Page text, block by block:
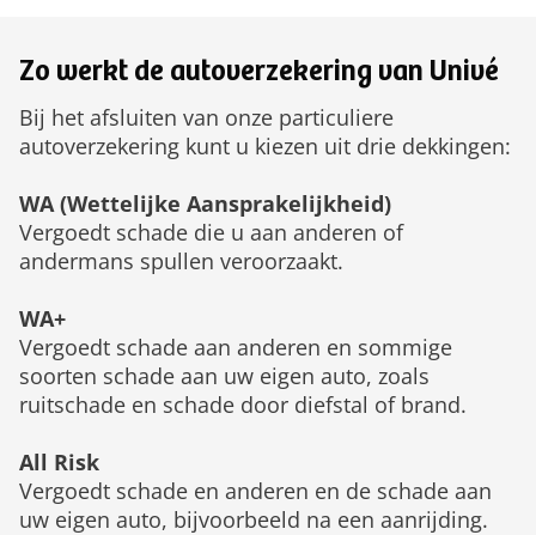
Zo werkt de autoverzekering van Univé
Bij het afsluiten van onze particuliere
autoverzekering kunt u kiezen uit drie dekkingen:
WA (Wettelijke Aansprakelijkheid)
Vergoedt schade die u aan anderen of
andermans spullen veroorzaakt.
WA+
Vergoedt schade aan anderen en sommige
soorten schade aan uw eigen auto, zoals
ruitschade en schade door diefstal of brand.
All Risk
Vergoedt schade en anderen en de schade aan
uw eigen auto, bijvoorbeeld na een aanrijding.